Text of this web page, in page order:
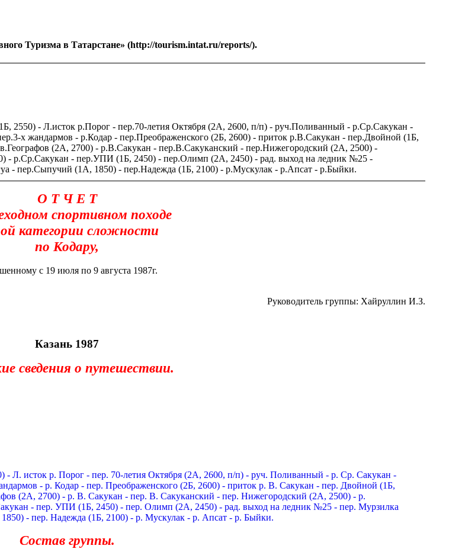
Туризма в Татарстане» (http://tourism.intat.ru/reports/).
2550) - Л.исток р.Порог - пер.70-летия Октября (2А, 2600, п/п) - руч.Поливанный - р.Ср.Сакукан -
х жандармов - р.Кодар - пер.Преображенского (2Б, 2600) - приток р.В.Сакукан - пер.Двойной (1Б,
(2А, 2700) - р.В.Сакукан - пер.В.Сакуканский - пер.Нижегородский (2А, 2500) -
- р.Ср.Сакукан - пер.УПИ (1Б, 2450) - пер.Олимп (2А, 2450) - рад. выход на ледник №25 -
- пер.Сыпучий (1А, 1850) - пер.Надежда (1Б, 2100) - р.Мускулак - р.Апсат - р.Быйки.
О Т Ч Е Т
спортивном походе
категории сложности
по Кодару,
с 19 июля по 9 августа 1987г.
Руководитель группы: Хайруллин И.З.
Казань 1987
сведения о путешествии.
- Л. исток р. Порог- пер. 70-летия Октября (2А, 2600, п/п) - руч. Поливанный- р. Ср. Сакукан-
- р. Кодар- пер. Преображенского (2Б, 2600) - приток р. В. Сакукан- пер. Двойной (1Б,
(2А, 2700) - р. В. Сакукан - пер. В. Сакуканский- пер. Нижегородский (2А, 2500) - р.
- пер. УПИ (1Б, 2450) - пер. Олимп (2А, 2450) - рад. выход на ледник №25- пер. Мурзилка
- пер. Надежда (1Б, 2100) - р. Мускулак- р. Апсат- р. Быйки.
Состав группы.